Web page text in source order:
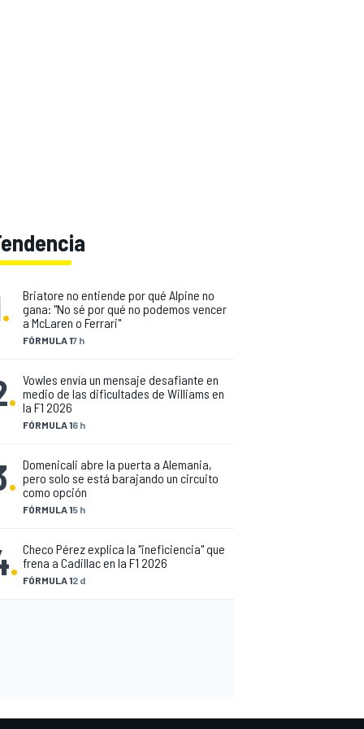
.
FÓRMULA 17 h
Briatore no entiende por qué Alpine no
gana: "No sé por qué no podemos vencer
a McLaren o Ferrari"
.
FÓRMULA 16 h
Vowles envía un mensaje desafiante en
medio de las dificultades de Williams en
la F1 2026
.
FÓRMULA 15 h
Domenicali abre la puerta a Alemania,
pero solo se está barajando un circuito
como opción
. FÓRMULA 12 d
Checo Pérez explica la "ineficiencia" que
frena a Cadillac en la F1 2026